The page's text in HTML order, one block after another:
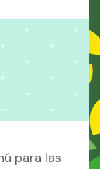
para las